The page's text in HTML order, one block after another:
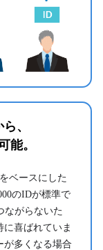
、
能。
ベースにした
のIDが標準で
ながらないた
喜ばれていま
が多くなる場合